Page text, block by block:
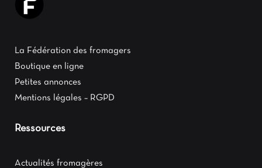
La Fédération des fromagers
Boutique en ligne
Petites annonces
Mentions légales – RGPD
Ressources
Actualités fromagères